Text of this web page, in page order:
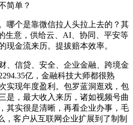
简单？
个是靠微信拉人头拉上去的？其
生意，供给云、AI、协同、平安等
现金流来历。提拔赔本效率。
信贷、安全、企业金融、跨境金
亿，金融科技大师都很熟
实现年度盈利。包罗蓝洞逛戏，包
是，最大收入来历，诸如视频号曲
其实很是清晰，再看企业办事，毛
，客户从互联网企业扩展到了制制